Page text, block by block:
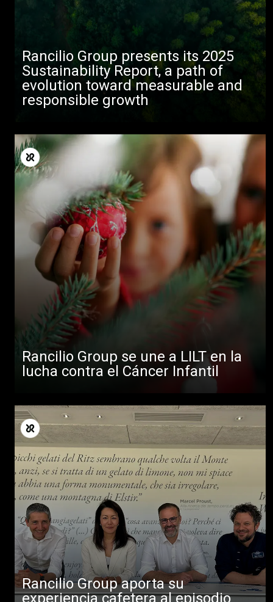
Rancilio Group presents its 2025
Sustainability Report, a path of
evolution toward measurable and
responsible growth
Rancilio Group se une a LILT en la
lucha contra el Cáncer Infantil
Rancilio Group aporta su
experiencia cafetera al episodio